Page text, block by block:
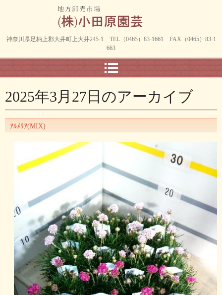
神奈川県足柄上郡大井町上大井245-1 TEL（0465）83-1661 FAX（0465）83-1
663
2025年3月27日 のアーカイブ
ｱﾙﾒﾘｱ(MIX)